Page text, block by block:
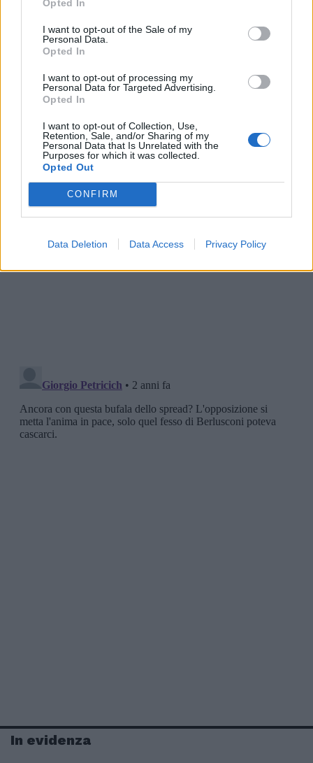
Opted In
I want to opt-out of the Sale of my
Personal Data.
Opted In
I want to opt-out of processing my
Personal Data for Targeted Advertising.
Opted In
I want to opt-out of Collection, Use,
Retention, Sale, and/or Sharing of my
Personal Data that Is Unrelated with the
Purposes for which it was collected.
Opted Out
CONFIRM
Data Deletion Data Access Privacy Policy
– la chiosa del giornalista - è fin troppo
scoperto perfino in termini di metodo”.
In evidenza